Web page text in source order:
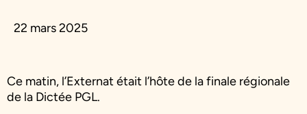
22 mars 2025
Ce matin, l’Externat était l’hôte de la finale régionale
de la Dictée PGL.